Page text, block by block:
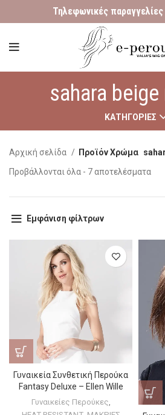
Τηλεφωνικές παραγγελίες
sahara
ΚΑΤΗΓΟΡΊΕΣ
Αρχική σελίδα Προϊόν Χρώμα
Προβάλλονται όλα - 7 αποτελέσματα
Εμφάνιση φίλτρων
Γυναικεία Συνθετική Περούκα
Fantasy Deluxe – Ellen Wille
Γυναικείες Περούκες,